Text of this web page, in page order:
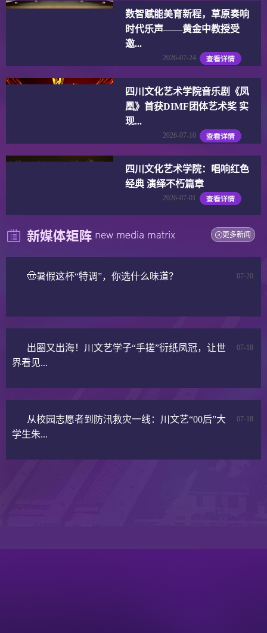
数智赋能美育新程，草原奏响
时代乐声——黄金中教授受
邀...
2026-07-24
四川文化艺术学院音乐剧《凤
凰》首获DIMF团体艺术奖 实
现...
2026-07-10
四川文化艺术学院：唱响红色
经典 演绎不朽篇章
2026-07-01
更多新闻
07-20
🤠暑假这杯“特调”，你选什么味道？
07-18
出圈又出海！川文艺学子“手搓”衍纸凤冠，让世
界看见...
07-18
从校园志愿者到防汛救灾一线：川文艺“00后”大
学生朱...